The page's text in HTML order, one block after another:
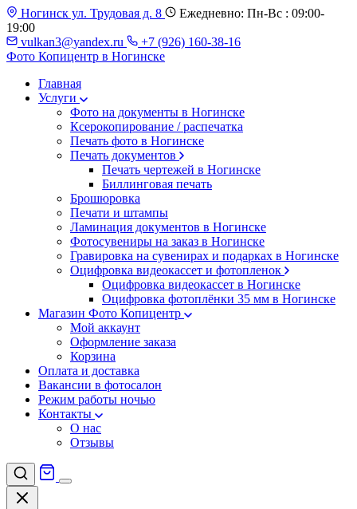
Ногинск ул. Трудовая д. 8
Ежедневно: Пн-Вс : 09:00-
19:00
vulkan3@yandex.ru
+7 (926) 160-38-16
Фото Копицентр в Ногинске
Главная
Услуги
Фото на документы в Ногинске
Ксерокопирование / распечатка
Печать фото в Ногинске
Печать документов
Печать чертежей в Ногинске
Биллинговая печать
Брошюровка
Печати и штампы
Ламинация документов в Ногинске
Фотосувениры на заказ в Ногинске
Гравировка на сувенирах и подарках в Ногинске
Оцифровка видеокассет и фотопленок
Оцифровка видеокассет в Ногинске
Оцифровка фотоплёнки 35 мм в Ногинске
Магазин Фото Копицентр
Мой аккаунт
Оформление заказа
Корзина
Оплата и доставка
Вакансии в фотосалон
Режим работы ночью
Контакты
О нас
Отзывы